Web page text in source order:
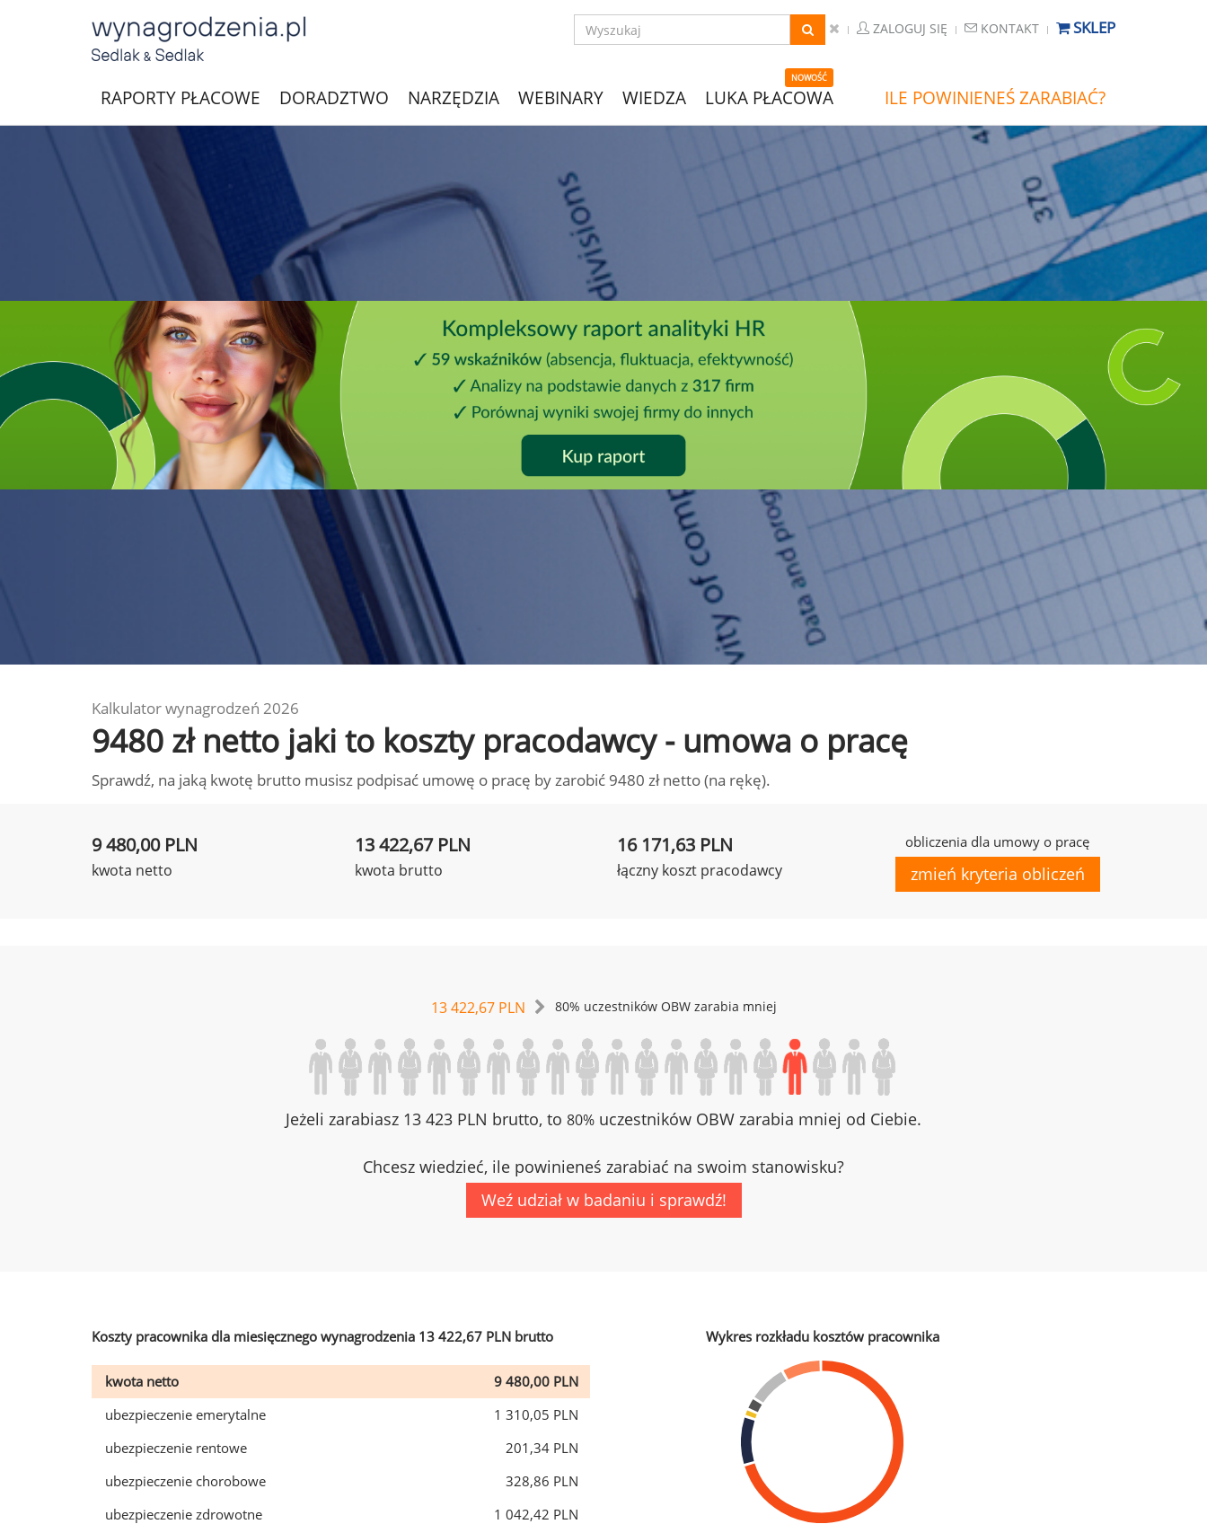
ZALOGUJ SIĘ KONTAKT SKLEP
RAPORTY PŁACOWE DORADZTWO NARZĘDZIA WEBINARY WIEDZA
NOWOŚĆ
LUKA PŁACOWA ILE POWINIENEŚ ZARABIAĆ?
Kalkulator wynagrodzeń 2026
9480 zł netto jaki to koszty pracodawcy - umowa o pracę
Sprawdź, na jaką kwotę brutto musisz podpisać umowę o pracę by zarobić 9480 zł netto (na rękę).
9 480,00 PLN
kwota netto
13 422,67 PLN
kwota brutto
16 171,63 PLN
łączny koszt pracodawcy
obliczenia dla umowy o pracę
zmień kryteria obliczeń
13 422,67 PLN 80% uczestników OBW zarabia mniej
Jeżeli zarabiasz 13 423 PLN brutto, to 80% uczestników OBW zarabia mniej od Ciebie.
Chcesz wiedzieć, ile powinieneś zarabiać na swoim stanowisku?
Weź udział w badaniu i sprawdź!
Koszty pracownika dla miesięcznego wynagrodzenia 13 422,67 PLN brutto
kwota netto
9 480,00 PLN
ubezpieczenie emerytalne
1 310,05 PLN
ubezpieczenie rentowe
201,34 PLN
ubezpieczenie chorobowe
328,86 PLN
ubezpieczenie zdrowotne
1 042,42 PLN
Wykres rozkładu kosztów pracownika